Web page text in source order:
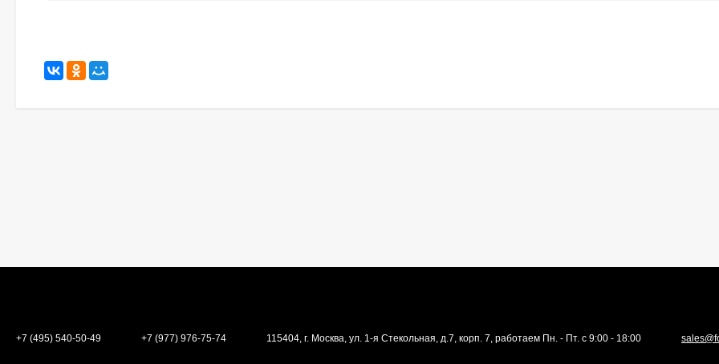
+7 (495) 540-50-49 +7 (977) 976-75-74 115404, г. Москва, ул. 1-я Стекольная, д.7, корп. 7, работаем Пн. - Пт. с 9:00 - 18:00